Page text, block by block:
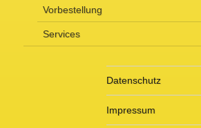
Vorbestellung
Services
Datenschutz
Impressum